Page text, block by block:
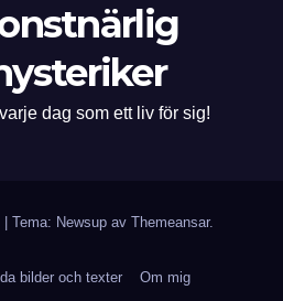
dag som ett liv för sig!
Tema: Newsup av Themeansar.
bilder och texter Om mig